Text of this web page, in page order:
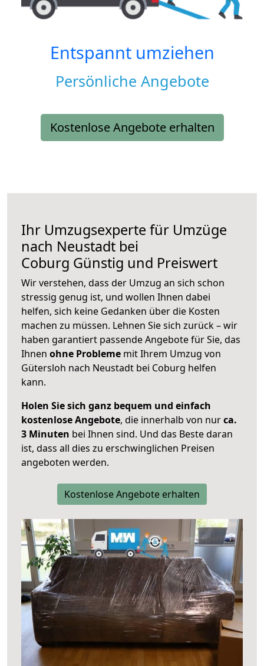
Entspannt umziehen
Persönliche Angebote
Kostenlose Angebote erhalten
Ihr Umzugsexperte für Umzüge
nach Neustadt bei
Coburg Günstig und Preiswert
Wir verstehen, dass der Umzug an sich schon
stressig genug ist, und wollen Ihnen dabei
helfen, sich keine Gedanken über die Kosten
machen zu müssen. Lehnen Sie sich zurück – wir
haben garantiert passende Angebote für Sie, das
Ihnen ohne Probleme mit Ihrem Umzug von
Gütersloh nach Neustadt bei Coburg helfen
kann.
Holen Sie sich ganz bequem und einfach
kostenlose Angebote, die innerhalb von nurca.
3 Minuten bei Ihnen sind. Und das Beste daran
ist, dass all dies zu erschwinglichen Preisen
angeboten werden.
Kostenlose Angebote erhalten